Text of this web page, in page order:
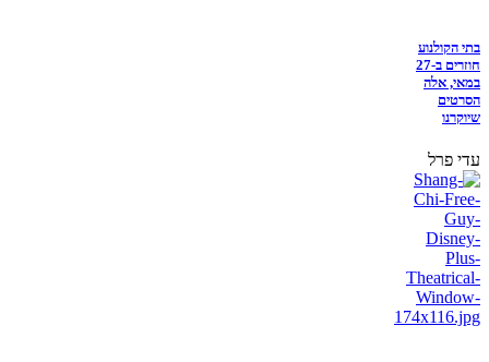
בתי הקולנוע
חוזרים ב-27
במאי, אלה
הסרטים
שיוקרנו
עדי פרל